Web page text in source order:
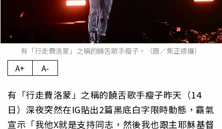
有「行走費洛蒙」之稱的饒舌歌手瘦子。（圖／焦正德攝）
A+ A-
有「行走費洛蒙」之稱的饒舌歌手瘦子昨天（14
日）深夜突然在IG貼出2篇黑底白字限時動態，霸氣
宣示「我他X就是支持同志，然後我也跟主耶穌基督